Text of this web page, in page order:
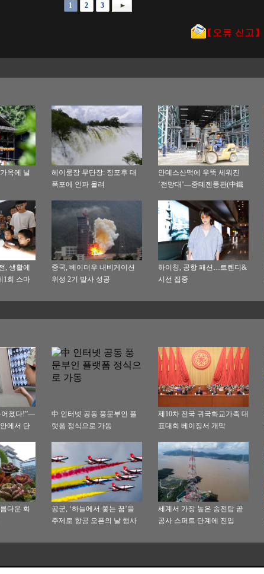
1 2 3
옥에 널
헤이룽장 무단장: 징포후 대
폭포에 인파 몰려
안데스산맥에 우뚝 세워진
‘전망대’—중톄젠퉁관(中鐵
미라도 동광 방문
, 생활에
1회 스마
중국, 베이더우 내비게이션
위성 2기 발사 성공
하이칭, 공항 패션…트렌디&
시선 집중
어졌다!”—
에서 단
中 인터넷 공동 풍문부인 플
랫폼 정식으로 가동
제10차 전국 귀국화교가족 대
표대회 베이징서 개막
다운 화
공군, ‘하늘에서 쫓는 꿈’을
주제로 항공 오픈의 날 행사
세계서 가장 높은 송전탑 곧
공사 스퍼트 단계에 진입